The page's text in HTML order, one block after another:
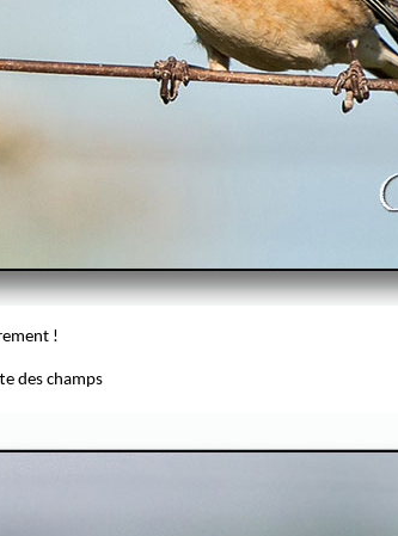
!
des champs